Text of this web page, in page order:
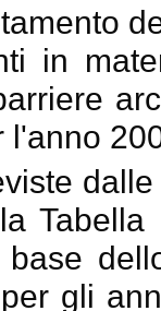
in
l'anno
gli